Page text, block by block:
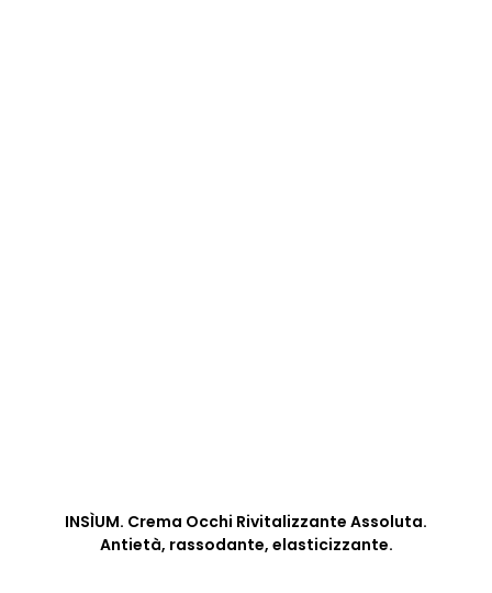
INSÌUM. Crema Occhi Rivitalizzante Assoluta.
Antietà, rassodante, elasticizzante.